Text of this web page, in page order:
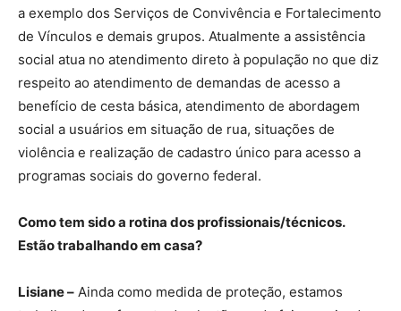
a exemplo dos Serviços de Convivência e Fortalecimento
de Vínculos e demais grupos. Atualmente a assistência
social atua no atendimento direto à população no que diz
respeito ao atendimento de demandas de acesso a
benefício de cesta básica, atendimento de abordagem
social a usuários em situação de rua, situações de
violência e realização de cadastro único para acesso a
programas sociais do governo federal.
Como tem sido a rotina dos profissionais/técnicos.
Estão trabalhando em casa?
Lisiane – Ainda como medida de proteção, estamos